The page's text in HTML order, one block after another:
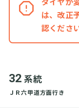
は、改正
認ください
32 系統
ＪＲ六甲道方面行き